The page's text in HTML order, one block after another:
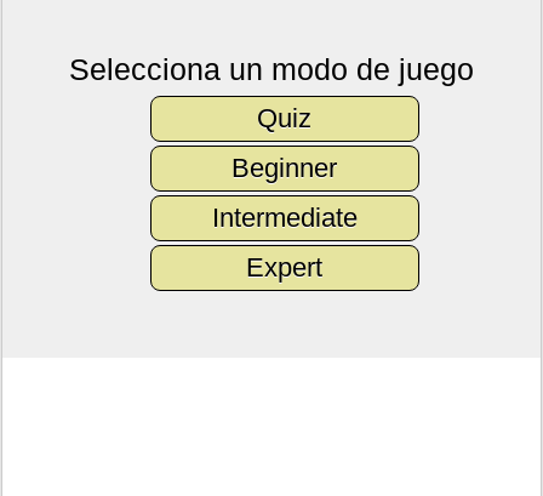
Selecciona un modo de juego
Quiz
Beginner
Intermediate
Expert